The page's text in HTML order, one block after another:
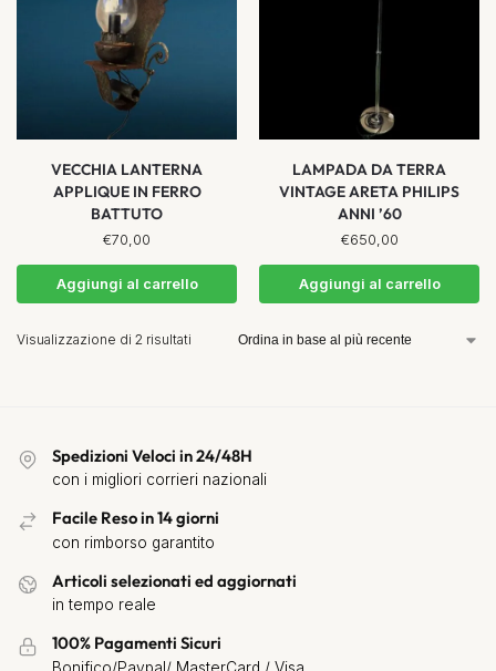
VECCHIA LANTERNA
APPLIQUE IN FERRO
BATTUTO
€70,00
Aggiungi al carrello
LAMPADA DA TERRA
VINTAGE ARETA PHILIPS
ANNI ’60
€650,00
Aggiungi al carrello
Visualizzazione di 2 risultati
Spedizioni Veloci in 24/48H
con i migliori corrieri nazionali
Facile Reso in 14 giorni
con rimborso garantito
Articoli selezionati ed aggiornati
in tempo reale
100% Pagamenti Sicuri
Bonifico/Paypal/ MasterCard / Visa